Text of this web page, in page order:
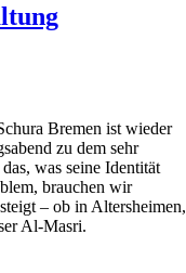
Bremen ist wieder
zu dem sehr
was seine Identität
brauchen wir
– ob in Altersheimen,
Al-Masri.